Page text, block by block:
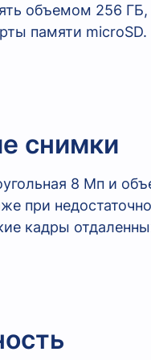
объемом 256
памяти microSD.
снимки
8 Мп и
при
кадры